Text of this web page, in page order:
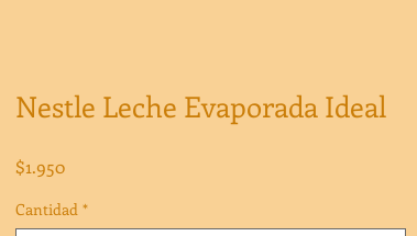
Nestle Leche Evaporada Ideal
$1.950Precio
Cantidad *